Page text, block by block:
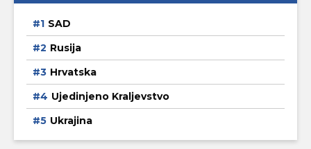
SAD
Rusija
Hrvatska
Ujedinjeno Kraljevstvo
Ukrajina